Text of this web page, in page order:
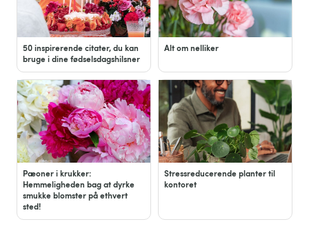
50 inspirerende citater, du kan
bruge i dine fødselsdagshilsner
Alt om nelliker
Pæoner i krukker:
Hemmeligheden bag at dyrke
smukke blomster på ethvert
sted!
Stressreducerende planter til
kontoret